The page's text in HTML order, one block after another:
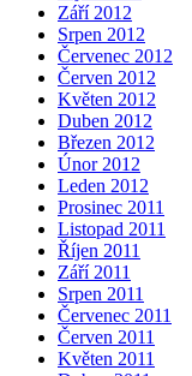
Září 2012
Srpen 2012
Červenec 2012
Červen 2012
Květen 2012
Duben 2012
Březen 2012
Únor 2012
Leden 2012
Prosinec 2011
Listopad 2011
Říjen 2011
Září 2011
Srpen 2011
Červenec 2011
Červen 2011
Květen 2011